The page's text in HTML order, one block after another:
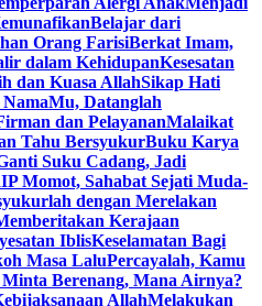
Belajar dari
Orang FarisiBerkat Imam,
dalam KehidupanKesesatan
dan Kuasa AllahSikap Hati
Datanglah
dan PelayananMalaikat
Tahu BersyukurBuku Karya
Suku Cadang, Jadi
Momot, Sahabat Sejati Muda-
dengan Merelakan
Kerajaan
IblisKeselamatan Bagi
Masa LaluPercayalah, Kamu
Berenang, Mana Airnya?
AllahMelakukan